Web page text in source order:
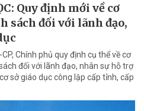
Quy định mới về cơ
sách đối với lãnh đạo,
Chính phủ quy định cụ thể về cơ
đối với lãnh đạo, nhân sự hỗ trợ
sở giáo dục công lập cấp tỉnh, cấp